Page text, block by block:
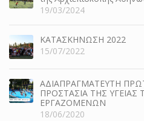
19/03/2024
ΚΑΤΑΣΚΗΝΩΣΗ 2022
15/07/2022
ΑΔΙΑΠΡΑΓΜΑΤΕΥΤΗ
ΠΡΟΣΤΑΣΙΑ ΤΗΣ
ΕΡΓΑΖΟΜΕΝΩΝ
18/06/2020